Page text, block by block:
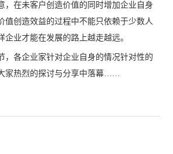
，在未客户创造价值的同时增加企业自身
值创造效益的过程中不能只依赖于少数人
企业才能在发展的路上越走越远。
各企业家针对企业自身的情况针对性的
家热烈的探讨与分享中落幕……